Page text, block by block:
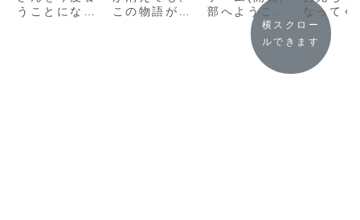
うことになり
この物語が先
部へようこそ!
(講談社ラノベ
文庫)/熊谷雅
人」シリーズ
全巻のあらす
なってく
い! ただ
妹が全力
妬しま
文庫J)/
横スクロー
ルできます